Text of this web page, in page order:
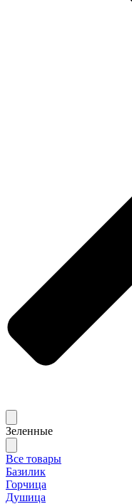
Зеленные
Все товары
Базилик
Горчица
Душица